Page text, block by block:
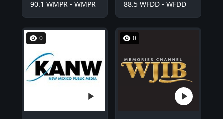
90.1 WMPR - WMPR 88.5 WFDD - WFDD
0 0